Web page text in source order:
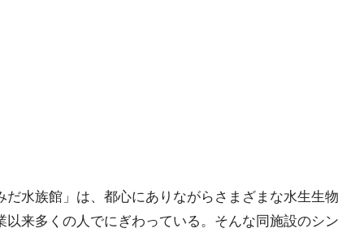
水族館」は、都心にありながらさまざまな水生生物
来多くの人でにぎわっている。そんな同施設のシン